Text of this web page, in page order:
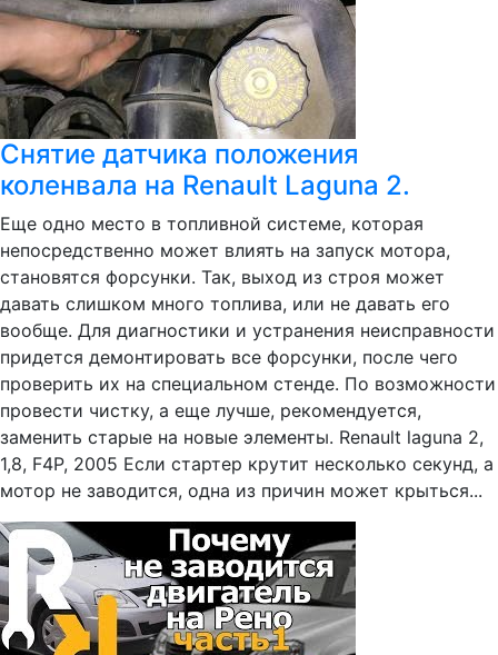
Снятие датчика положения
коленвала на Renault Laguna 2.
Еще одно место в топливной системе, которая
непосредственно может влиять на запуск мотора,
становятся форсунки. Так, выход из строя может
давать слишком много топлива, или не давать его
вообще. Для диагностики и устранения неисправности
придется демонтировать все форсунки, после чего
проверить их на специальном стенде. По возможности
провести чистку, а еще лучше, рекомендуется,
заменить старые на новые элементы. Renault laguna 2,
1,8, F4P, 2005 Если стартер крутит несколько секунд, а
мотор не заводится, одна из причин может крыться...